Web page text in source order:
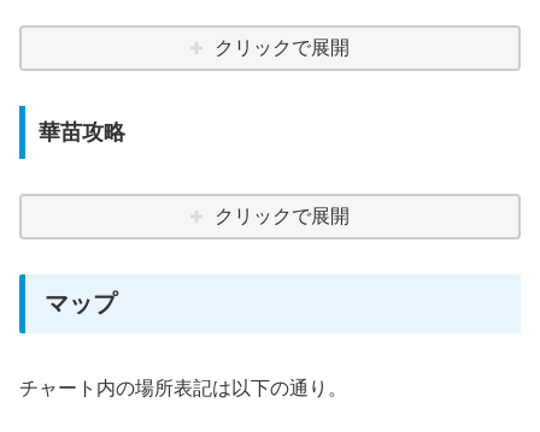
クリックで展開
華苗攻略
クリックで展開
マップ
チャート内の場所表記は以下の通り。